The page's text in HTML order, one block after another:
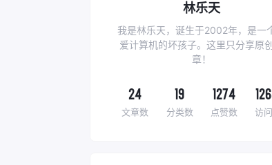
林乐天
我是林乐天，诞生于2002年，是一
爱计算机的坏孩子。这里只分享原
章！
24
文章数
19
分类数
1274
点赞数 访